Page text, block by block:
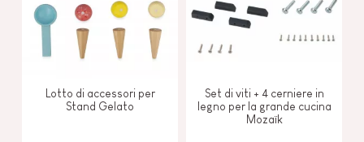
Lotto di accessori per
Stand Gelato
Set di viti + 4 cerniere in
legno per la grande cucina
Mozaïk